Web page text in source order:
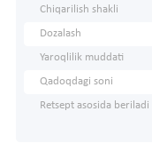
Chiqarilish shakli
Dozalash
Yaroqlilik muddati
Qadoqdagi soni
Retsept asosida beriladi